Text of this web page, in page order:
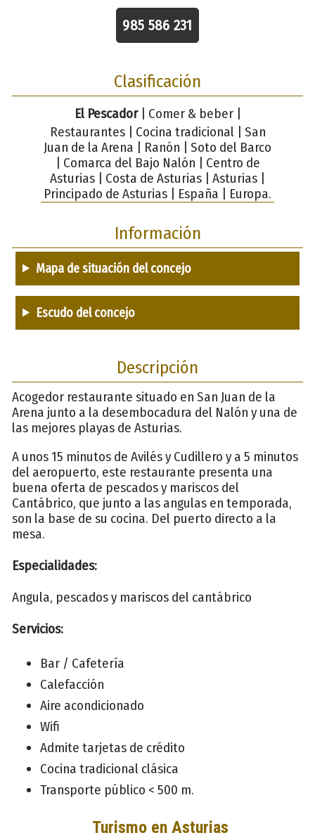
985 586 231
Clasificación
El Pescador| Comer & beber |
Restaurantes | Cocina tradicional | San
Juan de la Arena | Ranón | Soto del Barco
| Comarca del Bajo Nalón | Centro de
Asturias | Costa de Asturias | Asturias |
Principado de Asturias | España | Europa.
Información
Mapa de situación del concejo
Escudo del concejo
Descripción
Acogedor restaurante situado en San Juan de la
Arena junto a la desembocadura del Nalón y una de
las mejores playas de Asturias.
A unos 15 minutos de Avilés y Cudillero y a 5 minutos
del aeropuerto, este restaurante presenta una
buena oferta de pescados y mariscos del
Cantábrico, que junto a las angulas en temporada,
son la base de su cocina. Del puerto directo a la
mesa.
Especialidades:
Angula, pescados y mariscos del cantábrico
Servicios:
Bar / Cafetería
Calefacción
Aire acondicionado
Wifi
Admite tarjetas de crédito
Cocina tradicional clásica
Transporte público < 500 m.